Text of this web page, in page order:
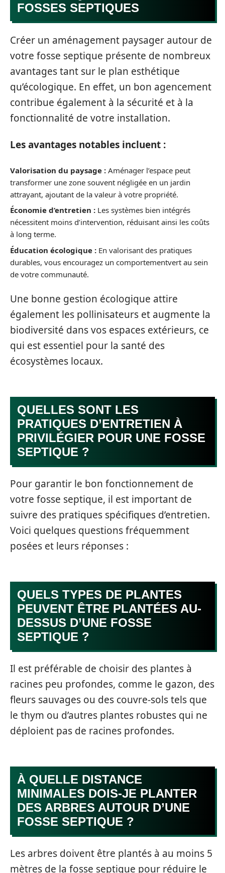
FOSSES SEPTIQUES
Créer un aménagement paysager autour de
votre fosse septique présente de nombreux
avantages tant sur le plan esthétique
qu’écologique. En effet, un bon agencement
contribue également à la sécurité et à la
fonctionnalité de votre installation.
Les avantages notables incluent :
Valorisation du paysage : Aménager l’espace peut
transformer une zone souvent négligée en un jardin
attrayant, ajoutant de la valeur à votre propriété.
Économie d’entretien : Les systèmes bien intégrés
nécessitent moins d’intervention, réduisant ainsi les coûts
à long terme.
Éducation écologique : En valorisant des pratiques
durables, vous encouragez un comportementvert au sein
de votre communauté.
Une bonne gestion écologique attire
également les pollinisateurs et augmente la
biodiversité dans vos espaces extérieurs, ce
qui est essentiel pour la santé des
écosystèmes locaux.
QUELLES SONT LES
PRATIQUES D’ENTRETIEN À
PRIVILÉGIER POUR UNE FOSSE
SEPTIQUE ?
Pour garantir le bon fonctionnement de
votre fosse septique, il est important de
suivre des pratiques spécifiques d’entretien.
Voici quelques questions fréquemment
posées et leurs réponses :
QUELS TYPES DE PLANTES
PEUVENT ÊTRE PLANTÉES AU-
DESSUS D’UNE FOSSE
SEPTIQUE ?
Il est préférable de choisir des plantes à
racines peu profondes, comme le gazon, des
fleurs sauvages ou des couvre-sols tels que
le thym ou d’autres plantes robustes qui ne
déploient pas de racines profondes.
À QUELLE DISTANCE
MINIMALES DOIS-JE PLANTER
DES ARBRES AUTOUR D’UNE
FOSSE SEPTIQUE ?
Les arbres doivent être plantés à au moins 5
mètres de la fosse septique pour réduire le